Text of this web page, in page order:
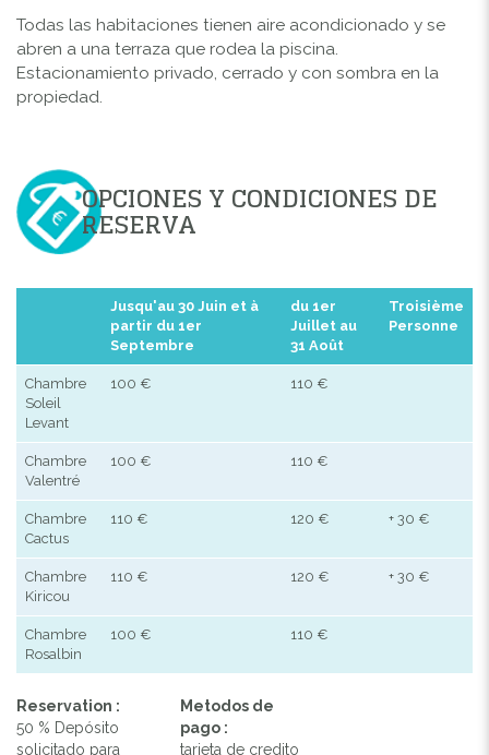
Todas las habitaciones tienen aire acondicionado y se
abren a una terraza que rodea la piscina.
Estacionamiento privado, cerrado y con sombra en la
propiedad.
OPCIONES Y CONDICIONES DE
RESERVA
Jusqu'au 30 Juin et à
partir du 1er
Septembre
du 1er
Juillet au
31 Août
Troisième
Personne
Chambre
Soleil
Levant
100 € 110 €
Chambre
Valentré
100 € 110 €
Chambre
Cactus
110 € 120 € + 30 €
Chambre
Kiricou
110 € 120 € + 30 €
Chambre
Rosalbin
100 € 110 €
Reservation :
50 % Depósito
solicitado para
Metodos de
pago :
tarjeta de credito